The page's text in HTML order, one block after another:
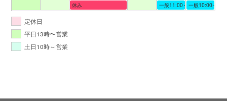
休み 一般11:00～19:00一般10:00～
定休日
平日13時〜営業
土日10時～営業